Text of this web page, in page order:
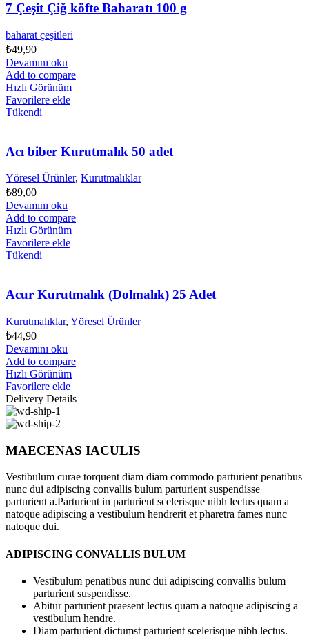
7 Çeşit Çiğ köfte Baharatı 100 g
baharat çeşitleri
₺49,90
Devamını oku
Add to compare
Hızlı Görünüm
Favorilere ekle
Tükendi
Acı biber Kurutmalık 50 adet
Yöresel Ürünler, Kurutmalıklar
₺89,00
Devamını oku
Add to compare
Hızlı Görünüm
Favorilere ekle
Tükendi
Acur Kurutmalık (Dolmalık) 25 Adet
Kurutmalıklar, Yöresel Ürünler
₺44,90
Devamını oku
Add to compare
Hızlı Görünüm
Favorilere ekle
Delivery Details
MAECENAS IACULIS
Vestibulum curae torquent diam diam commodo parturient penatibus
nunc dui adipiscing convallis bulum parturient suspendisse
parturient a.Parturient in parturient scelerisque nibh lectus quam a
natoque adipiscing a vestibulum hendrerit et pharetra fames nunc
natoque dui.
ADIPISCING CONVALLIS BULUM
Vestibulum penatibus nunc dui adipiscing convallis bulum
parturient suspendisse.
Abitur parturient praesent lectus quam a natoque adipiscing a
vestibulum hendre.
Diam parturient dictumst parturient scelerisque nibh lectus.